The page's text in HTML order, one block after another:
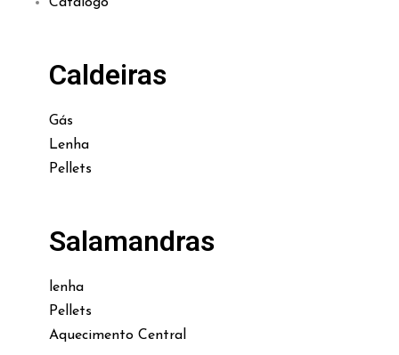
Catálogo
Caldeiras
Gás
Lenha
Pellets
Salamandras
lenha
Pellets
Aquecimento Central